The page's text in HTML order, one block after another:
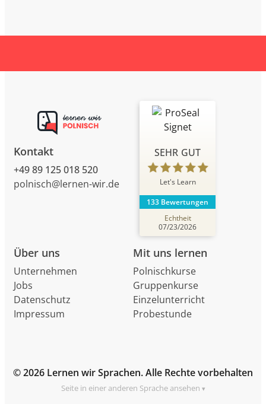
Kontakt
+49 89 125 018 520
polnisch@lernen-wir.de
Über uns
Unternehmen
Jobs
Datenschutz
Impressum
Mit uns lernen
Polnischkurse
Gruppenkurse
Einzelunterricht
Probestunde
SEHR GUT
Let's Learn
133 Bewertungen
Echtheit
07/23/2026
© 2026 Lernen wir Sprachen. Alle Rechte vorbehalten
Seite in einer anderen Sprache ansehen